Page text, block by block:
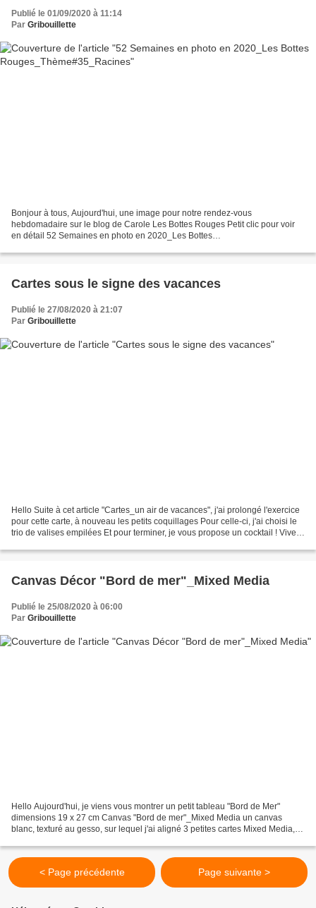
Publié le 01/09/2020 à 11:14
Par Gribouillette
Bonjour à tous, Aujourd'hui, une image pour notre rendez-vous
hebdomadaire sur le blog de Carole Les Bottes Rouges Petit clic pour voir
en détail 52 Semaines en photo en 2020_Les Bottes
Cartes sous le signe des vacances
Publié le 27/08/2020 à 21:07
Par Gribouillette
Hello Suite à cet article "Cartes_un air de vacances", j'ai prolongé l'exercice
pour cette carte, à nouveau les petits coquillages Pour celle-ci, j'ai choisi le
trio de valises empilées Et pour terminer, je vous propose un cocktail ! Vive
Canvas Décor "Bord de mer"_Mixed Media
Publié le 25/08/2020 à 06:00
Par Gribouillette
Hello Aujourd'hui, je viens vous montrer un petit tableau "Bord de Mer"
dimensions 19 x 27 cm Canvas "Bord de mer"_Mixed Media un canvas
blanc, texturé au gesso, sur lequel j'ai aligné 3 petites cartes Mixed Media,
< Page précédente Page suivante >